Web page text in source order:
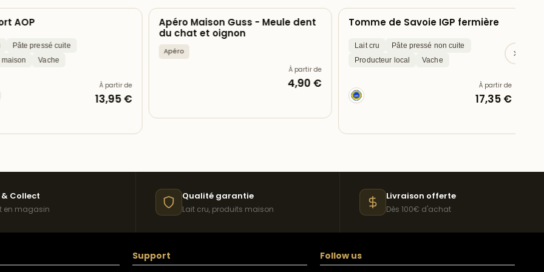
Pâte pressé cuite
Vache
À partir de
13,95 €
Apéro Maison Guss - Meule dent
du chat et oignon
Apéro
À partir de
4,90 €
Tomme de Savoie IGP fermière
Lait cru
Pâte pressé non cuite
Producteur local
Vache
À partir de
17,35 €
Collect
en magasin
Qualité garantie
Lait cru, produits maison
Livraison offerte
Dès 100€ d'achat
Support
Follow us